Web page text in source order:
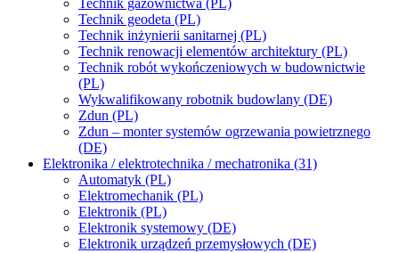
Technik gazownictwa (PL)
Technik geodeta (PL)
Technik inżynierii sanitarnej (PL)
Technik renowacji elementów architektury (PL)
Technik robót wykończeniowych w budownictwie
(PL)
Wykwalifikowany robotnik budowlany (DE)
Zdun (PL)
Zdun – monter systemów ogrzewania powietrznego
(DE)
Elektronika / elektrotechnika / mechatronika (31)
Automatyk (PL)
Elektromechanik (PL)
Elektronik (PL)
Elektronik systemowy (DE)
Elektronik urządzeń przemysłowych (DE)